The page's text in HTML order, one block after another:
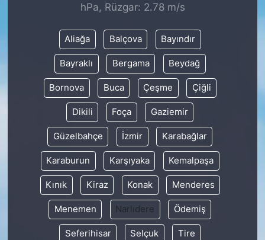
hPa, Rüzgar: 2.78 m/s
Aliağa Balçova Bayındır
Bayraklı Bergama Beydağ
Bornova Buca Çeşme Çiğli
Dikili Foça Gaziemir
Güzelbahçe İzmir Karabağlar
Karaburun Karşıyaka Kemalpaşa
Kınık Kiraz Konak Menderes
Menemen Narlıdere Ödemiş
Seferihisar Selçuk Tire